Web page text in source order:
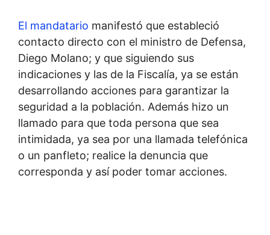
El mandatario manifestó que estableció
contacto directo con el ministro de Defensa,
Diego Molano; y que siguiendo sus
indicaciones y las de la Fiscalía, ya se están
desarrollando acciones para garantizar la
seguridad a la población. Además hizo un
llamado para que toda persona que sea
intimidada, ya sea por una llamada telefónica
o un panfleto; realice la denuncia que
corresponda y así poder tomar acciones.